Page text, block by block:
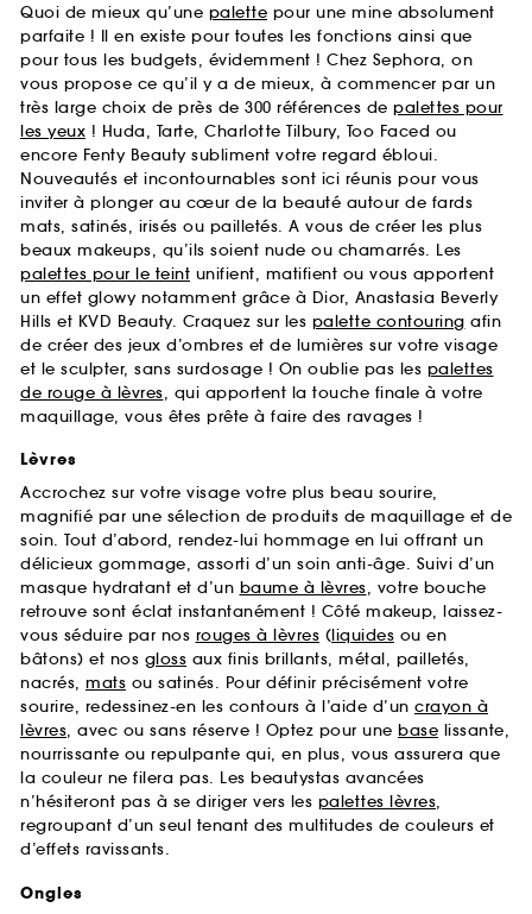
Quoi de mieux qu’une palette pour une mine absolument
parfaite ! Il en existe pour toutes les fonctions ainsi que
pour tous les budgets, évidemment ! Chez Sephora, on
vous propose ce qu’il y a de mieux, à commencer par un
très large choix de près de 300 références de palettes pour
les yeux ! Huda, Tarte, Charlotte Tilbury, Too Faced ou
encore Fenty Beauty subliment votre regard ébloui.
Nouveautés et incontournables sont ici réunis pour vous
inviter à plonger au cœur de la beauté autour de fards
mats, satinés, irisés ou pailletés. A vous de créer les plus
beaux makeups, qu’ils soient nude ou chamarrés. Les
palettes pour le teint unifient, matifient ou vous apportent
un effet glowy notamment grâce à Dior, Anastasia Beverly
Hills et KVD Beauty. Craquez sur les palette contouring afin
de créer des jeux d’ombres et de lumières sur votre visage
et le sculpter, sans surdosage ! On oublie pas les palettes
de rouge à lèvres, qui apportent la touche finale à votre
maquillage, vous êtes prête à faire des ravages !
Lèvres
Accrochez sur votre visage votre plus beau sourire,
magnifié par une sélection de produits de maquillage et de
soin. Tout d’abord, rendez-lui hommage en lui offrant un
délicieux gommage, assorti d’un soin anti-âge. Suivi d’un
masque hydratant et d’un baume à lèvres, votre bouche
retrouve sont éclat instantanément ! Côté makeup, laissez-
vous séduire par nos rouges à lèvres (liquides ou en
bâtons) et nos gloss aux finis brillants, métal, pailletés,
nacrés, mats ou satinés. Pour définir précisément votre
sourire, redessinez-en les contours à l’aide d’un crayon à
lèvres, avec ou sans réserve ! Optez pour une base lissante,
nourrissante ou repulpante qui, en plus, vous assurera que
la couleur ne filera pas. Les beautystas avancées
n’hésiteront pas à se diriger vers les palettes lèvres,
regroupant d’un seul tenant des multitudes de couleurs et
d’effets ravissants.
Ongles